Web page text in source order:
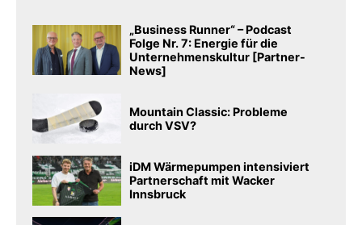
„Business Runner“ – Podcast
Folge Nr. 7: Energie für die
Unternehmenskultur [Partner-
News]
Mountain Classic: Probleme
durch VSV?
iDM Wärmepumpen intensiviert
Partnerschaft mit Wacker
Innsbruck